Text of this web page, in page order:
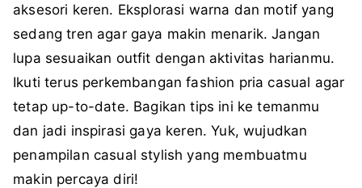
aksesori keren. Eksplorasi warna dan motif yang
sedang tren agar gaya makin menarik. Jangan
lupa sesuaikan outfit dengan aktivitas harianmu.
Ikuti terus perkembangan fashion pria casual agar
tetap up-to-date. Bagikan tips ini ke temanmu
dan jadi inspirasi gaya keren. Yuk, wujudkan
penampilan casual stylish yang membuatmu
makin percaya diri!